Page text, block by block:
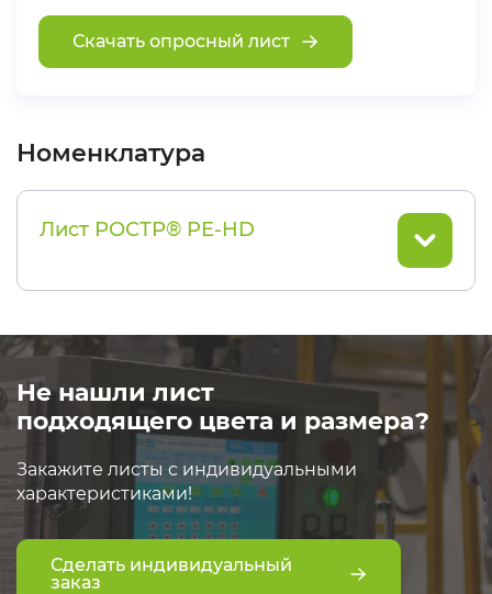
Скачать опросный лист
Номенклатура
Лист РОСТР® PE-HD
Не нашли лист
подходящего цвета и размера?
Закажите листы с индивидуальными
характеристиками!
Сделать индивидуальный
заказ